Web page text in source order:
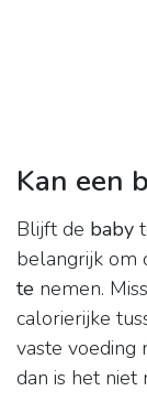
Kan een
Blijft de baby
belangrijk om
te nemen.
calorierijke
vaste voeding
dan is het niet